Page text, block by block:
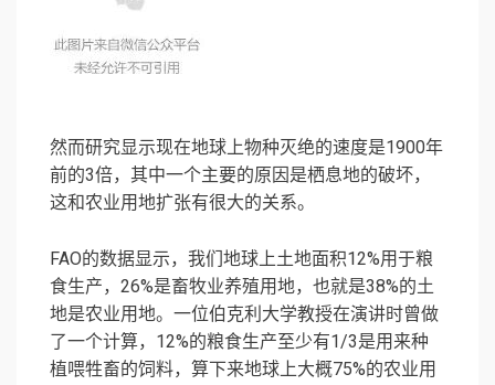
然而研究显示现在地球上物种灭绝的速度是1900年
前的3倍，其中一个主要的原因是栖息地的破坏，
这和农业用地扩张有很大的关系。
FAO的数据显示，我们地球上土地面积12%用于粮
食生产，26%是畜牧业养殖用地，也就是38%的土
地是农业用地。一位伯克利大学教授在演讲时曾做
了一个计算，12%的粮食生产至少有1/3是用来种
植喂牲畜的饲料，算下来地球上大概75%的农业用